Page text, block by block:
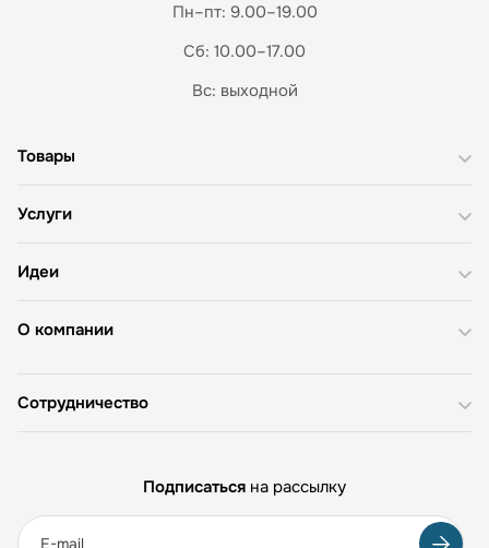
Пн–пт: 9.00–19.00
Сб: 10.00–17.00
Вс: выходной
О компании
Товары
Услуги
Идеи
Сотрудничество
Подписаться на рассылку